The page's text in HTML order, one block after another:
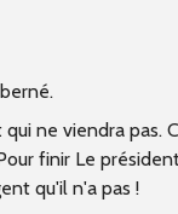
ne viendra
finir Le
qu'il n'a pas !